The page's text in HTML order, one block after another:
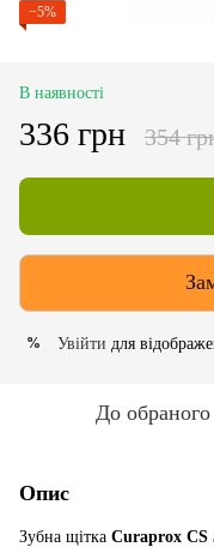
−5%
В наявності
336 грн 354
% Увійти для
До обраного
Опис
Зубна щітка Curaprox CS